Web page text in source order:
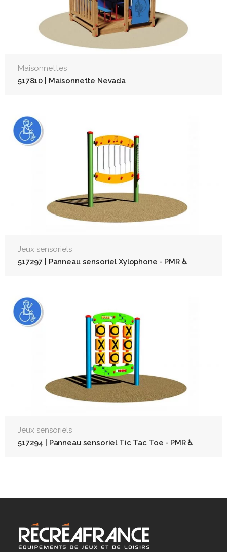
Maisonnettes
517810 | Maisonnette Nevada
Jeux sensoriels
517297 | Panneau sensoriel Xylophone - PMR ♿
Jeux sensoriels
517294 | Panneau sensoriel Tic Tac Toe - PMR ♿